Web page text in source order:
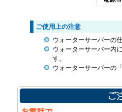
ご使用上の注意
ウォーターサーバーの
ウォーターサーバー内
す。
ウォーターサーバーの